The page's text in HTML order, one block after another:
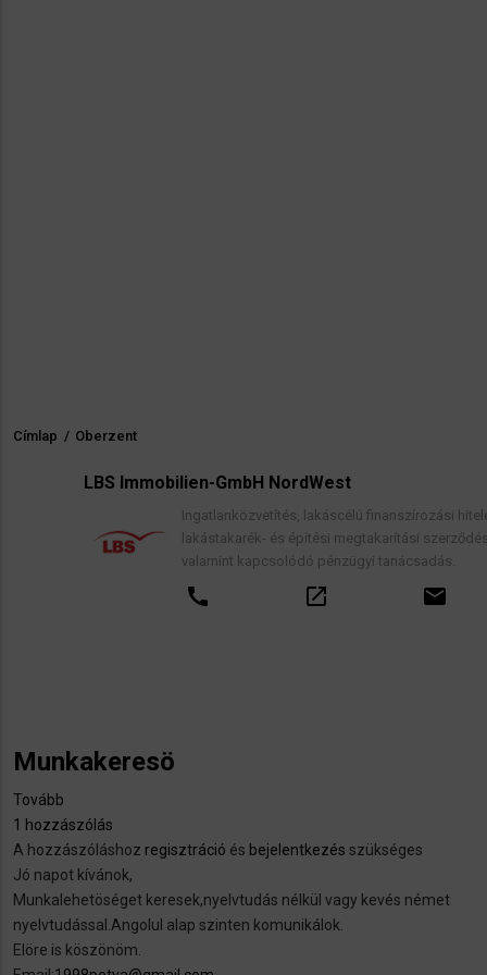
Morzsa
Címlap / Oberzent
LBS Immobilien-GmbH NordWest
Ingatlanközvetítés, lakáscélú finanszírozási hitelek,
lakástakarék- és építési megtakarítási szerződések,
valamint kapcsolódó pénzügyi tanácsadás.
Munkakeresö
Tovább
1 hozzászólás
A hozzászóláshoz regisztráció és bejelentkezés szükséges
Jó napot kívánok,
Munkalehetöséget keresek,nyelvtudás nélkül vagy kevés német
nyelvtudással.Angolul alap szinten komunikálok.
Elöre is köszönöm.